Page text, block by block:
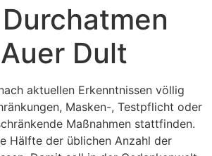
Dult
aktuellen Erkenntnissen völlig
Masken-, Testpflicht oder
Maßnahmen stattfinden.
Hälfte der üblichen Anzahl der